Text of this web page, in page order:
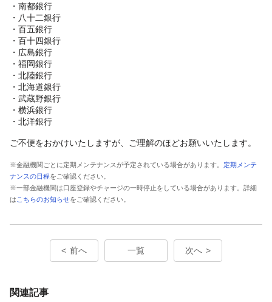
・南都銀行
・八十二銀行
・百五銀行
・百十四銀行
・広島銀行
・福岡銀行
・北陸銀行
・北海道銀行
・武蔵野銀行
・横浜銀行
・北洋銀行
ご不便をおかけいたしますが、ご理解のほどお願いいたします。
※金融機関ごとに定期メンテナンスが予定されている場合があります。 定期メンテ
ナンスの日程をご確認ください。
※一部金融機関は口座登録やチャージの一時停止をしている場合があります。詳細
は こちらのお知らせをご確認ください。
前へ 一覧 次へ
関連記事